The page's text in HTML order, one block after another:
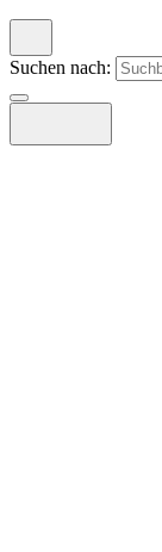
Suchen nach: